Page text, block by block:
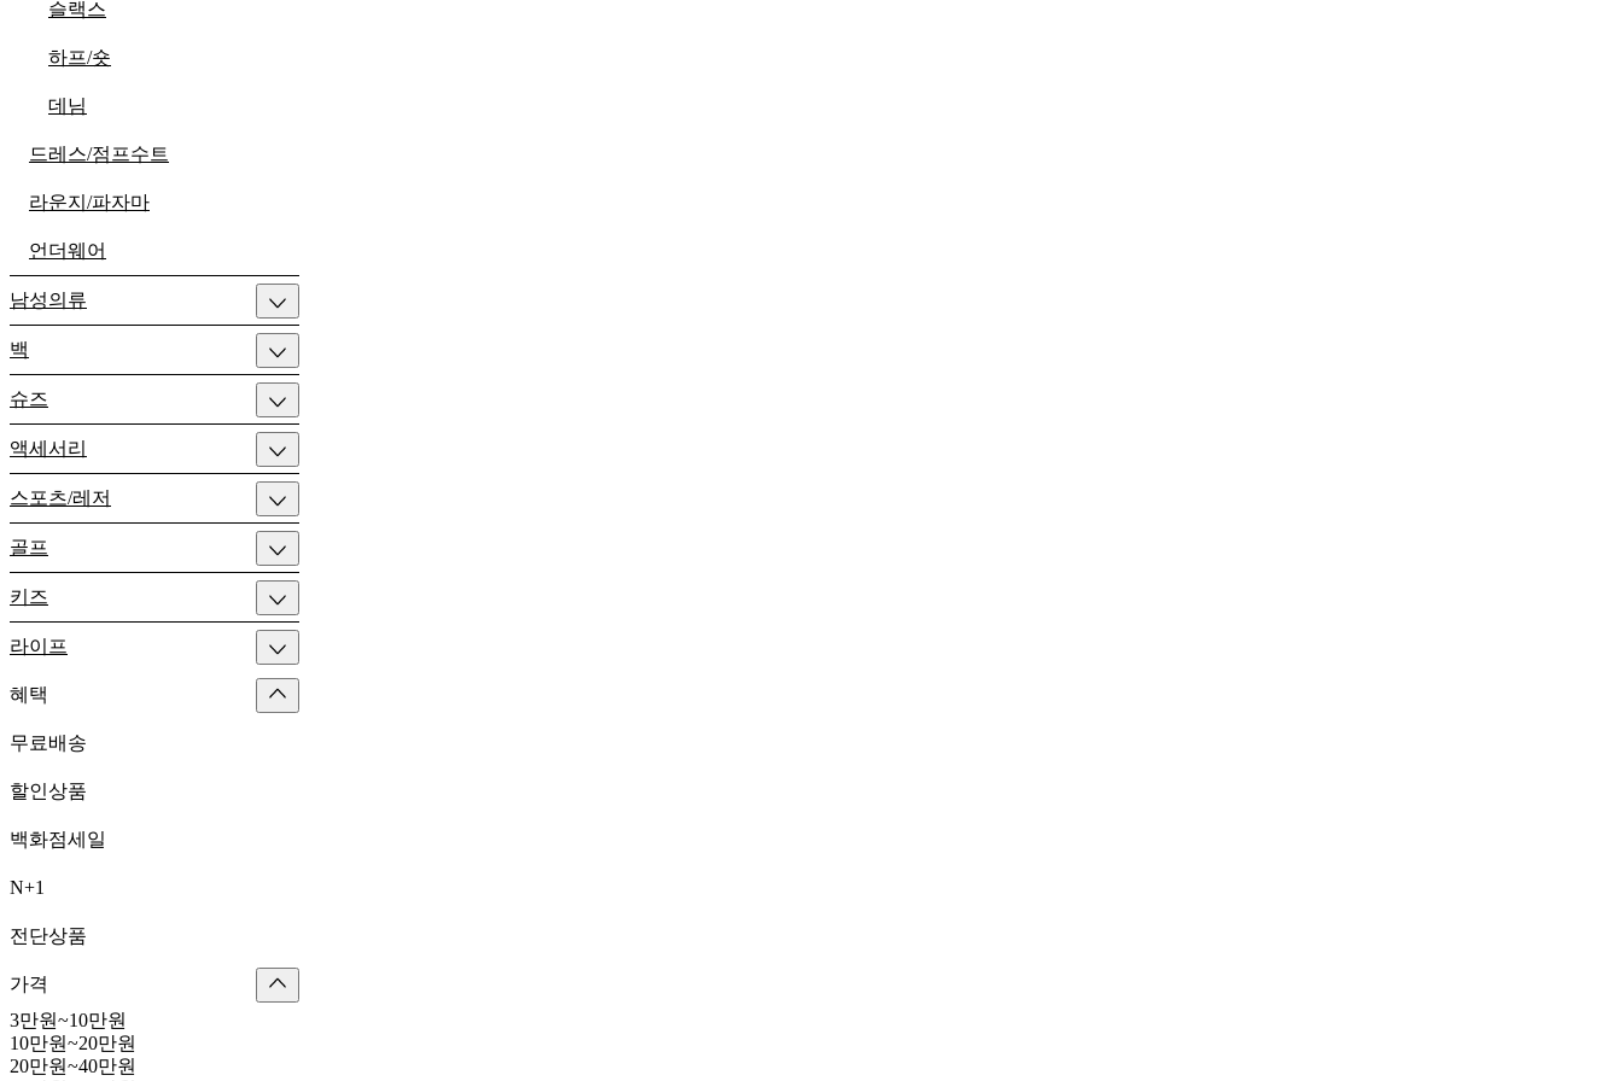
슬랙스
하프/숏
데님
드레스/점프수트
라운지/파자마
언더웨어
남성의류
백
슈즈
액세서리
스포츠/레저
골프
키즈
라이프
혜택
무료배송
할인상품
백화점세일
N+1
전단상품
가격
3만원~10만원
10만원~20만원
20만원~40만원